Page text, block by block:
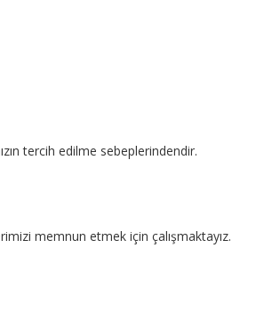
tercih edilme sebeplerindendir.
memnun etmek için çalışmaktayız.